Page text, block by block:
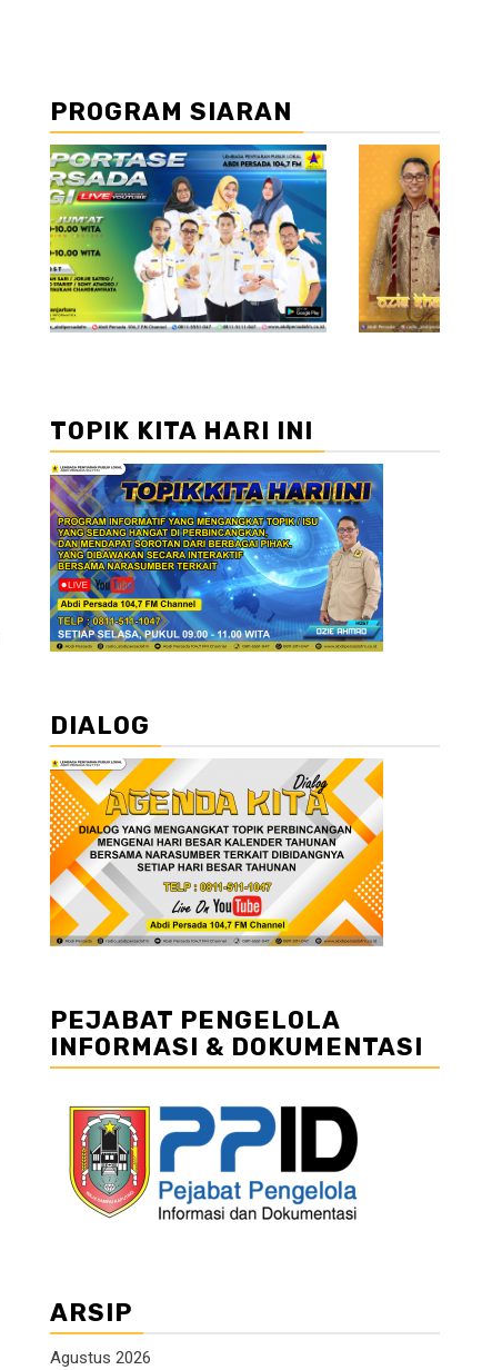
PROGRAM SIARAN
//2
TOPIK KITA HARI INI
DIALOG
PEJABAT PENGELOLA
INFORMASI & DOKUMENTASI
ARSIP
Agustus 2026